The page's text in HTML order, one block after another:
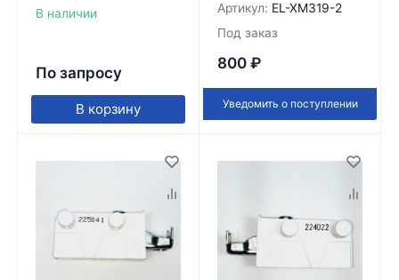
В наличии
По запросу
В корзину
Артикул: EL-XM319-2
Под заказ
800 ₽
Уведомить о поступлении